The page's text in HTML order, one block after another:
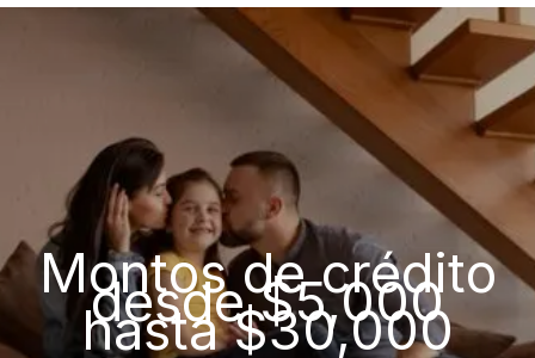
Montos de crédito
desde $5,000
hasta $30,000